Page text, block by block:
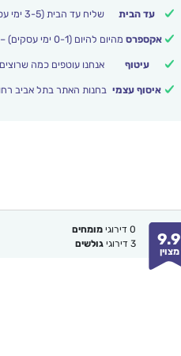
עד הבית שליח עד הבית (3-5 ימי עסקים) – 24 ₪. הזמנות מעל 399 ₪ משלוח חינם.
אקספרס מהיום להיום (0-1 ימי עסקים) – 37 ₪.
עיטוף אנחנו עוטפים כמה
איסוף עצמי בחנות האתר בתל אביב רחוב
9.9
מצוין
0 דירוגימומחים
3 דירוגיגולשים